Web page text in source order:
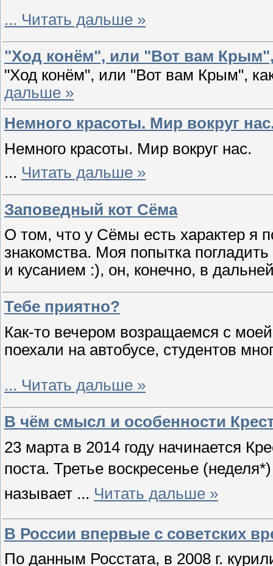
... Читать дальше »
"Ход конём", или "Вот вам
"Ход конём", или "Вот вам Крым",
дальше »
Немного красоты. Мир вокруг
Немного красоты. Мир вокруг нас.
... Читать дальше »
Заповедный кот Сёма
О том, что у Сёмы есть характер я
знакомства. Моя попытка
и кусанием :), он, конечно, в
Тебе приятно?
Как-то вечером возращаемся с
поехали на автобусе, студентов
... Читать дальше »
В чём смысл и особенности
23 марта в 2014 году начинается
поста. Третье воскресенье
называет ... Читать дальше »
В России впервые с с­оветских
По данным Росстата, в 2008 г.